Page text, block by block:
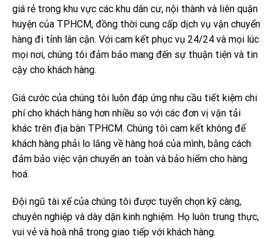
giá rẻ trong khu vực các khu dân cư, nội thành và liên quận
huyện của TPHCM, đồng thời cung cấp dịch vụ vận chuyển
hàng đi tỉnh lân cận. Với cam kết phục vụ 24/24 và mọi lúc
mọi nơi, chúng tôi đảm bảo mang đến sự thuận tiện và tin
cậy cho khách hàng.
Giá cước của chúng tôi luôn đáp ứng nhu cầu tiết kiệm chi
phí cho khách hàng hơn nhiều so với các đơn vị vận tải
khác trên địa bàn TPHCM. Chúng tôi cam kết không để
khách hàng phải lo lắng về hàng hoá của mình, bằng cách
đảm bảo việc vận chuyển an toàn và bảo hiểm cho hàng
hoá.
Đội ngũ tài xế của chúng tôi được tuyển chọn kỹ càng,
chuyên nghiệp và dày dặn kinh nghiệm. Họ luôn trung thực,
vui vẻ và hoà nhã trong giao tiếp với khách hàng.